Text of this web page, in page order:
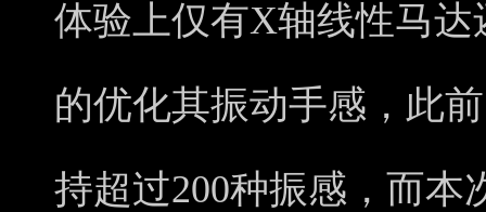
体验上仅有X轴线性马达
的优化其振动手感，此前
持超过200种振感，而本